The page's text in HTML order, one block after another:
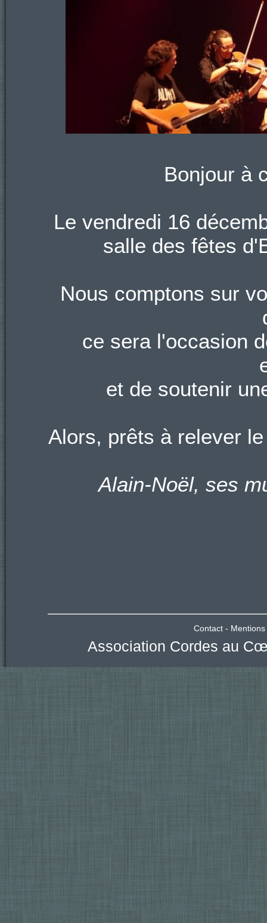
Bonjour à
Le vendredi 16
salle des fêtes
Nous comptons sur
ce sera l'occasion
et de soutenir
Alors, prêts à relever
Alain-Noël, ses
Contact -
Association Cordes au